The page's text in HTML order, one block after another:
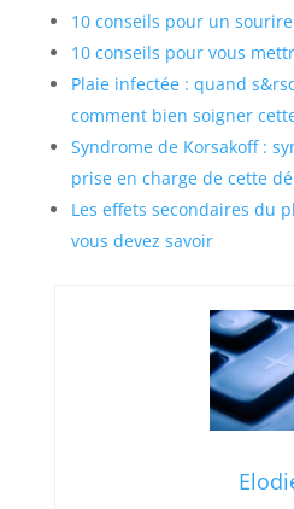
10 conseils pour un
10 conseils pour vous
Plaie infectée : quand
comment bien soigner
Syndrome de Korsakoff :
prise en charge de cette
Les effets secondaires du
vous devez savoir